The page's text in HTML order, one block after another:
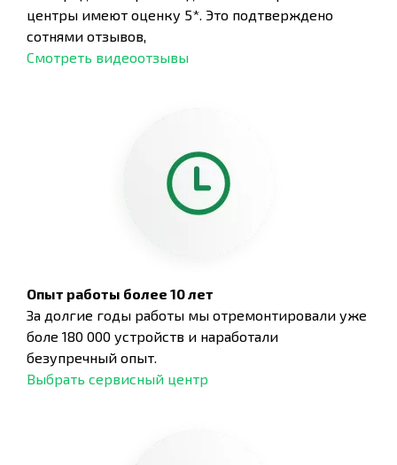
центры имеют оценку 5*. Это подтверждено
сотнями отзывов,
Смотреть видеоотзывы
Опыт работы более 10 лет
За долгие годы работы мы отремонтировали уже
боле 180 000 устройств и наработали
безупречный опыт.
Выбрать сервисный центр